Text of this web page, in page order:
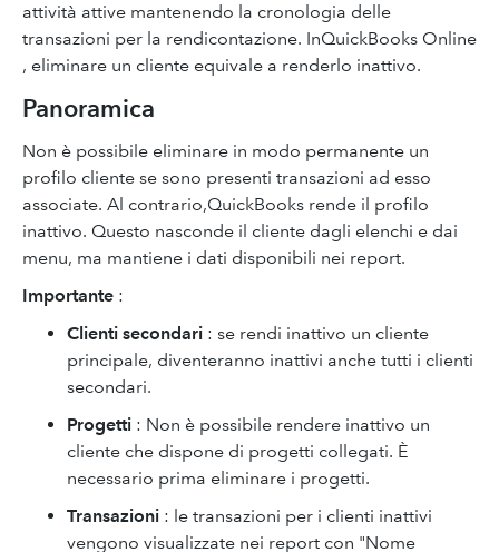
attività attive mantenendo la cronologia delle
transazioni per la rendicontazione. InQuickBooks Online
, eliminare un cliente equivale a renderlo inattivo.
Panoramica
Non è possibile eliminare in modo permanente un
profilo cliente se sono presenti transazioni ad esso
associate. Al contrario,QuickBooks rende il profilo
inattivo. Questo nasconde il cliente dagli elenchi e dai
menu, ma mantiene i dati disponibili nei report.
Importante :
Clienti secondari : se rendi inattivo un cliente
principale, diventeranno inattivi anche tutti i clienti
secondari.
Progetti : Non è possibile rendere inattivo un
cliente che dispone di progetti collegati. È
necessario prima eliminare i progetti.
Transazioni : le transazioni per i clienti inattivi
vengono visualizzate nei report con "Nome